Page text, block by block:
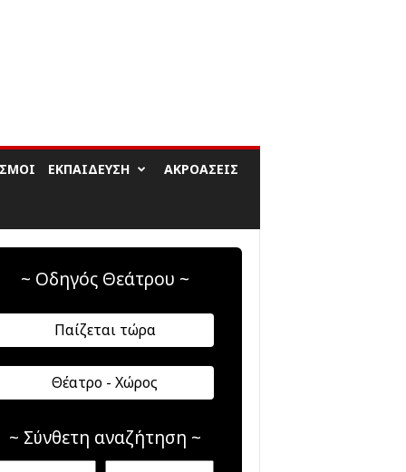
ΕΚΠΑΊΔΕΥΣΗ ΑΚΡΟΆΣΕΙΣ
~ Οδηγός Θεάτρου ~
Παίζεται τώρα
Θέατρο - Χώρος
~ Σύνθετη αναζήτηση ~